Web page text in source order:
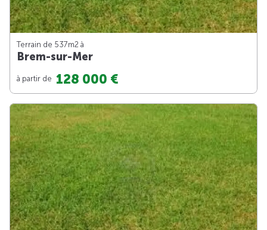
Terrain de 537m2 à
Brem-sur-Mer
à partir de 128 000 €